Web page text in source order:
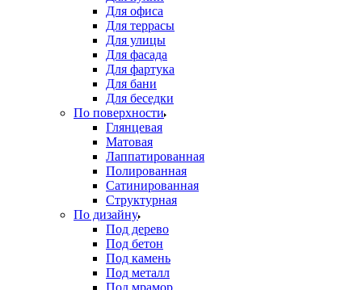
Для офиса
Для террасы
Для улицы
Для фасада
Для фартука
Для бани
Для беседки
По поверхности
Глянцевая
Матовая
Лаппатированная
Полированная
Сатинированная
Структурная
По дизайну
Под дерево
Под бетон
Под камень
Под металл
Под мрамор